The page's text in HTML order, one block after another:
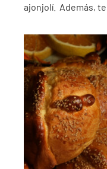
ajonjolí. Además,